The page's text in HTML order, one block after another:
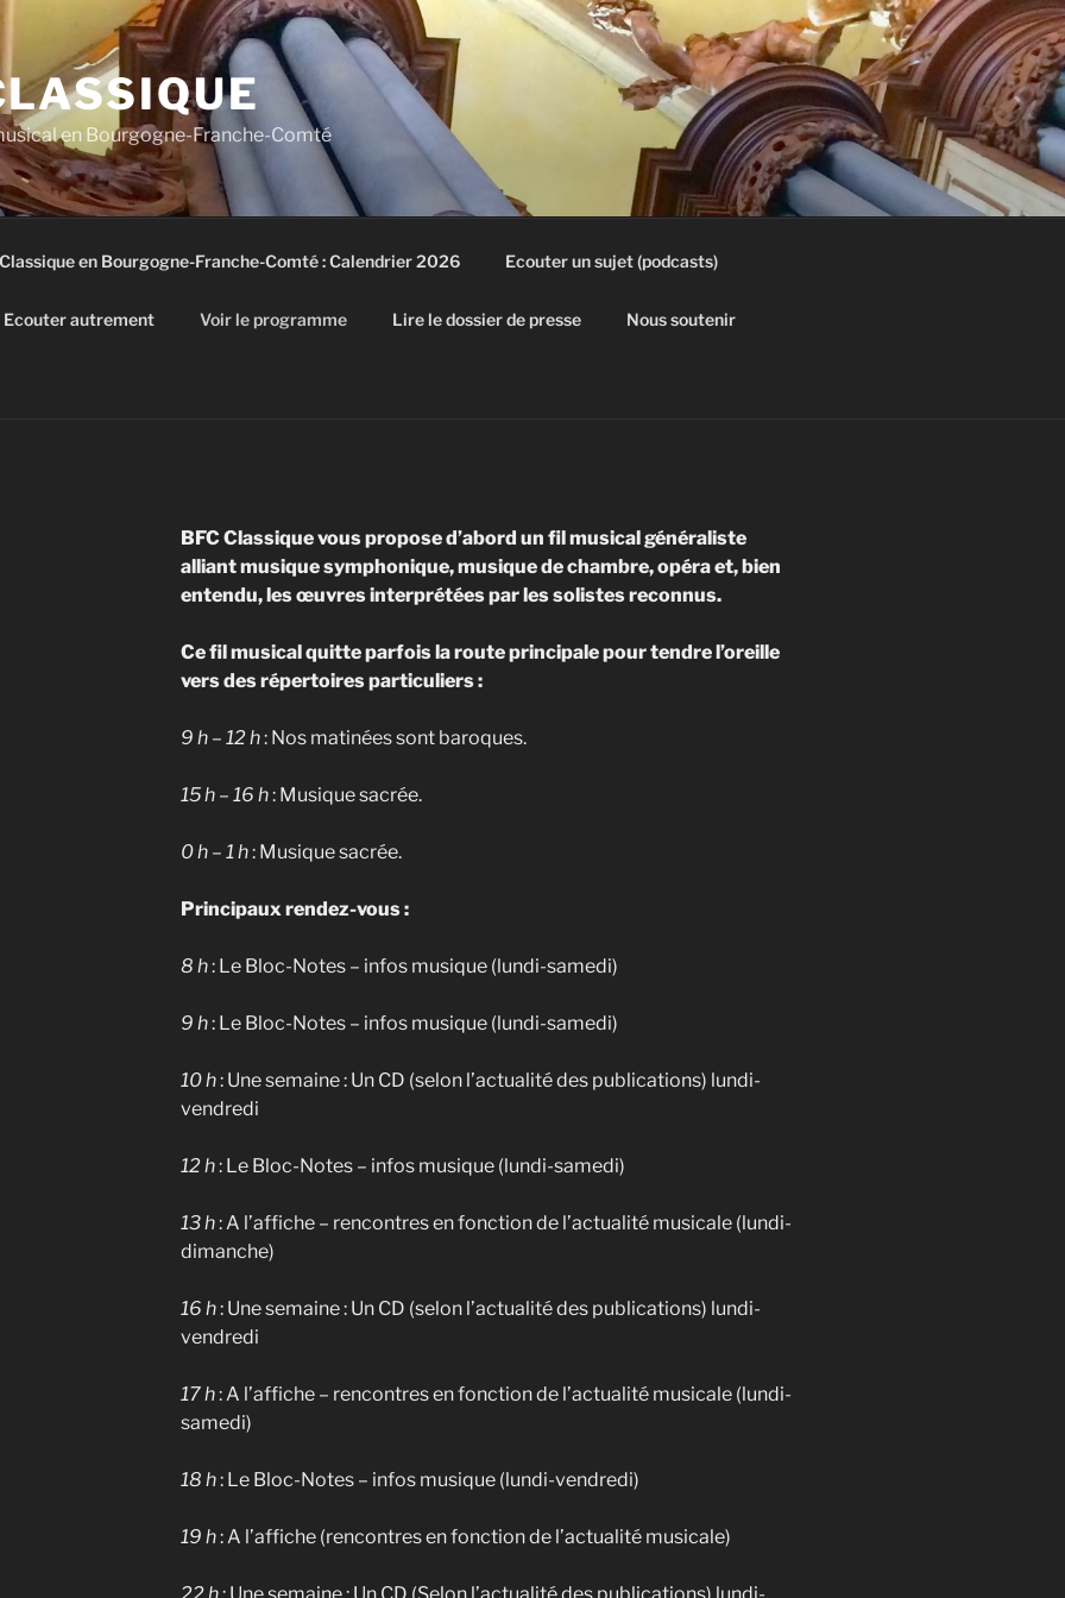
en Bourgogne-Franche-Comté
en Bourgogne-Franche-Comté : Calendrier 2026 Ecouter un sujet (podcasts)
Ecouter autrement Voir le programme Lire le dossier de presse Nous soutenir
BFC Classique vous propose d’abord un fil musical généraliste
alliant musique symphonique, musique de chambre, opéra et, bien
entendu, les œuvres interprétées par les solistes reconnus.
Ce fil musical quitte parfois la route principale pour tendre l’oreille
vers des répertoires particuliers :
9 h – 12 h: Nos matinées sont baroques.
15 h – 16 h: Musique sacrée.
0 h – 1 h: Musique sacrée.
Principaux rendez-vous :
8 h: Le Bloc-Notes – infos musique (lundi-samedi)
9 h: Le Bloc-Notes – infos musique (lundi-samedi)
10 h: Une semaine : Un CD (selon l’actualité des publications) lundi-
vendredi
12 h: Le Bloc-Notes – infos musique (lundi-samedi)
13 h: A l’affiche – rencontres en fonction de l’actualité musicale (lundi-
dimanche)
16 h: Une semaine : Un CD (selon l’actualité des publications) lundi-
vendredi
17 h: A l’affiche – rencontres en fonction de l’actualité musicale (lundi-
samedi)
18 h: Le Bloc-Notes – infos musique (lundi-vendredi)
19 h: A l’affiche (rencontres en fonction de l’actualité musicale)